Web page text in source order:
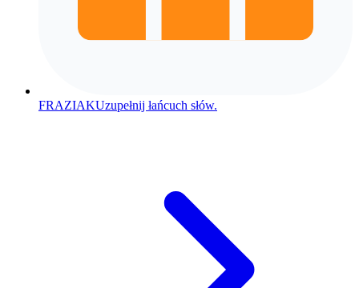
FRAZIAKUzupełnij łańcuch słów.